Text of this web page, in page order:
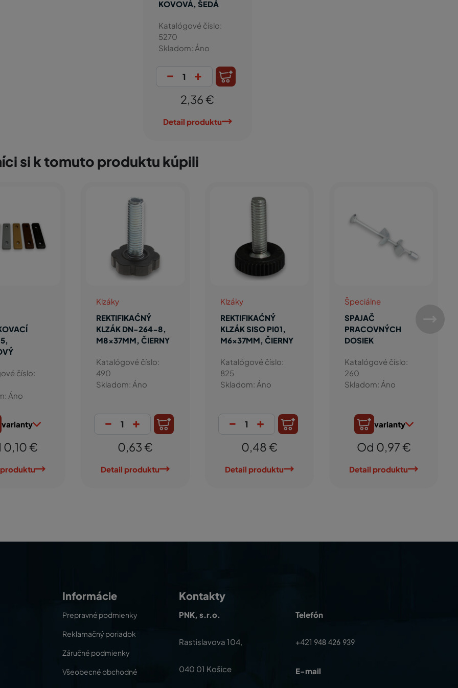
KOVOVÁ, ŠEDÁ
Katalógové číslo:
5270
Skladom: Áno
- +
2,36 €
Detail produktu
si k tomuto produktu kúpili
číslo:
Áno
varianty
0,10 €
Klzáky
REKTIFIKAĆNÝ
KLZÁK DN-264-8,
M8x37MM, ČIERNY
Katalógové číslo:
490
Skladom: Áno
- +
0,63 €
Detail produktu
Klzáky
REKTIFIKAĆNÝ
KLZÁK SISO PI01,
M6x37MM, ČIERNY
Katalógové číslo:
825
Skladom: Áno
- +
0,48 €
Detail produktu
Špeciálne
SPAJAČ
PRACOVNÝCH
DOSIEK
Katalógové číslo:
260
Skladom: Áno
varianty
Od 0,97 €
Detail produktu
Informácie
Prepravné podmienky
Reklamačný poriadok
Záručné podmienky
Všeobecné obchodné
Kontakty
PNK, s.r.o.
Rastislavova 104,
040 01 Košice
Telefón
+421 948 426 939
E-mail